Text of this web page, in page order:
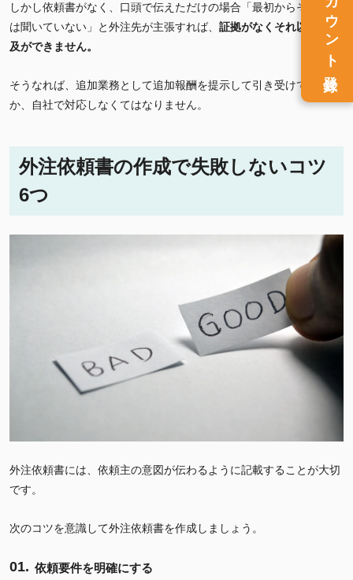
しかし依頼書がなく、口頭で伝えただけの場合「最初からそんな話
は聞いていない」と外注先が主張すれば、 証拠がなくそれ以上の追
及ができません。
そうなれば、追加業務として追加報酬を提示して引き受けてもらう
か、自社で対応しなくてはなりません。
外注依頼書の作成で失敗しないコツ
6つ
外注依頼書には、依頼主の意図が伝わるように記載することが大切
です。
次のコツを意識して外注依頼書を作成しましょう。
依頼要件を明確にする
登録